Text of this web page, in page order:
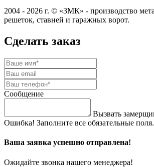
2004 - 2026 г. © «ЗМК» - производство
решеток, ставней и гаражных ворот.
Сделать заказ
Сообщение
Вызвать
Ошибка! Заполните все обязательные поля.
Ваша заявка успешно отправлена!
Ожидайте звонка нашего менеджера!